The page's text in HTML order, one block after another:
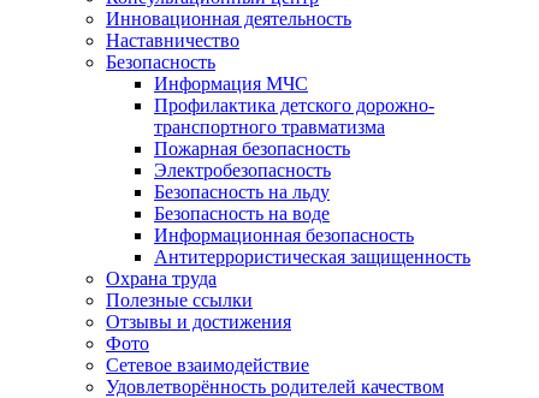
Инновационная деятельность
Наставничество
Безопасность
Информация МЧС
Профилактика детского дорожно-
транспортного травматизма
Пожарная безопасность
Электробезопасность
Безопасность на льду
Безопасность на воде
Информационная безопасность
Антитеррористическая защищенность
Охрана труда
Полезные ссылки
Отзывы и достижения
Фото
Сетевое взаимодействие
Удовлетворённость родителей качеством